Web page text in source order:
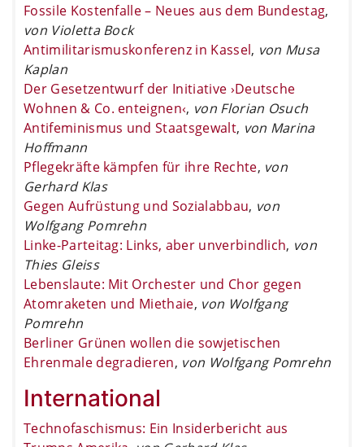
Fossile Kostenfalle – Neues aus dem Bundestag,
von Violetta Bock
Antimilitarismuskonferenz in Kassel, von Musa
Kaplan
Der Gesetzentwurf der Initiative ›Deutsche
Wohnen & Co. enteignen‹, von Florian Osuch
Antifeminismus und Staatsgewalt, von Marina
Hoffmann
Pflegekräfte kämpfen für ihre Rechte, von
Gerhard Klas
Gegen Aufrüstung und Sozialabbau, von
Wolfgang Pomrehn
Linke-Parteitag: Links, aber unverbindlich, von
Thies Gleiss
Lebenslaute: Mit Orchester und Chor gegen
Atomraketen und Miethaie, von Wolfgang
Pomrehn
Berliner Grünen wollen die sowjetischen
Ehrenmale degradieren, von Wolfgang Pomrehn
International
Technofaschismus: Ein Insiderbericht aus